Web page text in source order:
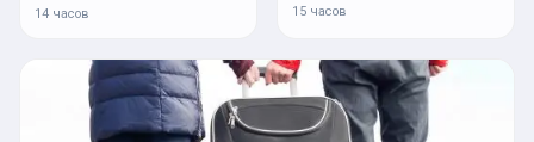
14 часов 15 часов